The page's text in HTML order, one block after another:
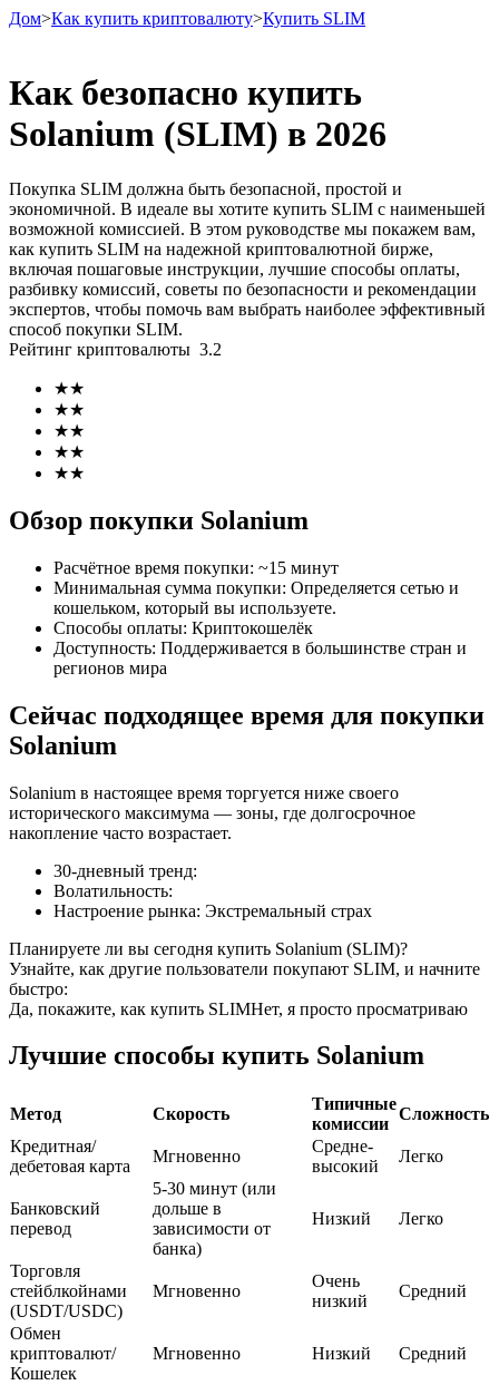
Фьючерсы
USDT-фьючерсы
Фьючерсы с использованием USDT в качестве
обеспечения
Фьючерсы на COIN-M
Криптовалютные фьючерсы
TradFi
Деривативы на акции, форекс, драгоценные металлы и
сырьевые товары
USDC фьючерсы
Копирование торговли
Присоединяйтесь к лучшим трейдерам
Дом>Как купить криптовалюту>Купить SLIM
Как безопасно купить
Solanium (SLIM) в 2026
Покупка SLIM должна быть безопасной, простой и
экономичной. В идеале вы хотите купить SLIM с наименьшей
возможной комиссией. В этом руководстве мы покажем вам,
как купить SLIM на надежной криптовалютной бирже,
включая пошаговые инструкции, лучшие способы оплаты,
разбивку комиссий, советы по безопасности и рекомендации
экспертов, чтобы помочь вам выбрать наиболее эффективный
способ покупки SLIM.
Рейтинг криптовалюты 3.2
★★
★★
★★
★★
★★
Обзор покупки Solanium
Расчётное время покупки: ~15 минут
Минимальная сумма покупки: Определяется сетью и
кошельком, который вы используете.
Способы оплаты: Криптокошелёк
Доступность: Поддерживается в большинстве стран и
регионов мира
Сейчас подходящее время для покупки
Solanium
Solanium в настоящее время торгуется ниже своего
исторического максимума — зоны, где долгосрочное
накопление часто возрастает.
30-дневный тренд:
Волатильность:
Настроение рынка: Экстремальный страх
Планируете ли вы сегодня купить Solanium (SLIM)?
Узнайте, как другие пользователи покупают SLIM, и начните
быстро:
Да, покажите, как купить SLIMНет, я просто просматриваю
Лучшие способы купить Solanium
Метод Скорость
Типичные
комиссии
Сложность
Кредитная/
дебетовая карта
Мгновенно
Средне-
высокий
Легко
Банковский
перевод
5-30 минут (или
дольше в
зависимости от
банка)
Низкий Легко
Торговля
стейблкойнами
(USDT/USDC)
Мгновенно
Очень
низкий
Средний
Обмен
криптовалют/
Кошелек
Мгновенно Низкий Средний